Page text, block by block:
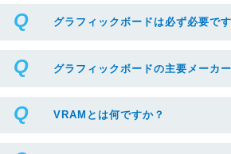
グラフィックボードは必ず必要で
グラフィックボードの主要メーカ
VRAMとは何ですか？